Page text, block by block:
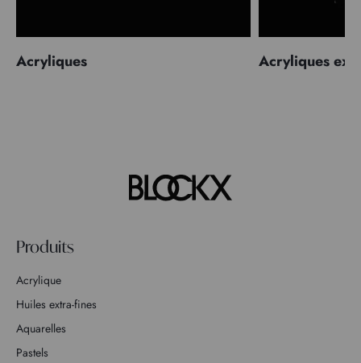
Acryliques Acryliques
Produits
Acrylique
Huiles extra-fines
Aquarelles
Pastels